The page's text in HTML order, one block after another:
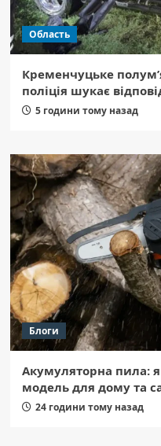
Область
Кременчуцьке
поліція шукає
5 години тому назад
Блоги
Акумуляторна пила:
модель для дому та
24 години тому назад